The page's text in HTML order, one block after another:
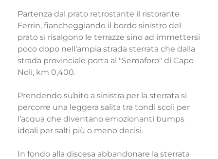
Partenza dal prato retrostante il ristorante
Ferrin, fiancheggiando il bordo sinistro del
prato si risalgono le terrazze sino ad immettersi
poco dopo nell’ampia strada sterrata che dalla
strada provinciale porta al "Semaforo" di Capo
Noli, km 0,400.
Prendendo subito a sinistra per la sterrata si
percorre una leggera salita tra tondi scoli per
l’acqua che diventano emozionanti bumps
ideali per salti più o meno decisi.
In fondo alla discesa abbandonare la sterrata